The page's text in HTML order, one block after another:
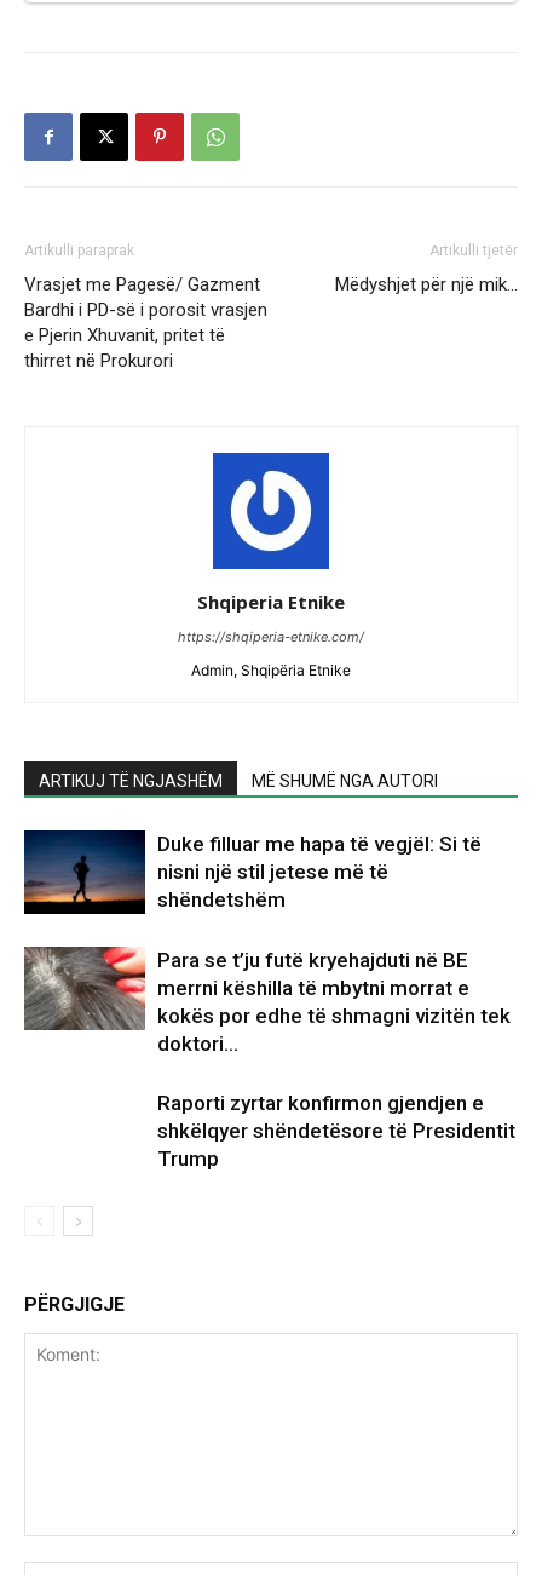
Artikulli paraprak
Vrasjet me Pagesë/ Gazment
Bardhi i PD-së i porosit vrasjen
e Pjerin Xhuvanit, pritet të
thirret në Prokurori
Artikulli tjetër
Mëdyshjet për një mik…
Shqiperia Etnike
https://shqiperia-etnike.com/
Admin, Shqipëria Etnike
ARTIKUJ TË NGJASHËM MË SHUMË NGA AUTORI
Duke filluar me hapa të vegjël: Si të
nisni një stil jetese më të
shëndetshëm
Para se t’ju futë kryehajduti në BE
merrni këshilla të mbytni morrat e
kokës por edhe të shmagni vizitën tek
doktori…
Raporti zyrtar konfirmon gjendjen e
shkëlqyer shëndetësore të Presidentit
Trump
PËRGJIGJE